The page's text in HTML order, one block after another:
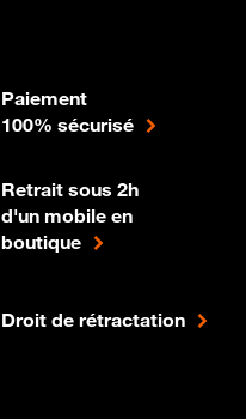
Paiement
100% sécurisé
Retrait sous 2h
d'un mobile en
boutique
Droit de rétractation